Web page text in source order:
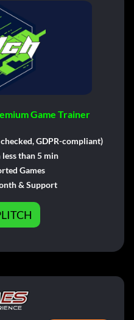
Game Trainer
GDPR-compliant)
less than 5 min
Games
& Support